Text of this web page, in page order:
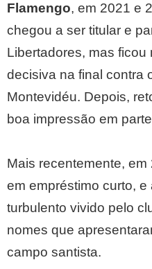
Flamengo, em 2021 e
chegou a ser titular e
Libertadores, mas ficou
decisiva na final contra
Montevidéu. Depois,
boa impressão em
Mais recentemente,
em empréstimo curto,
turbulento vivido pelo
nomes que
campo santista.